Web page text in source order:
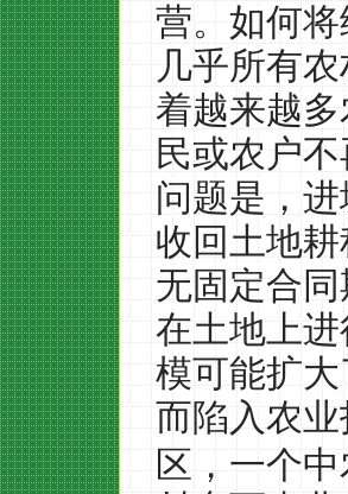
营。如何
几乎所有
着越来越
民或农户
问题是，
收回土地
无固定合
在土地上
模可能扩
而陷入农
区，一个